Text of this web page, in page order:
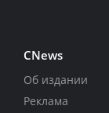
CNews
Об издании
Реклама